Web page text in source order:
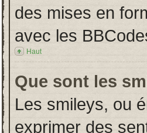
des mises en
avec les
Haut
Que sont les
Les smileys, ou
exprimer des